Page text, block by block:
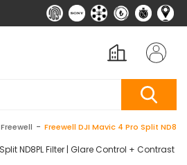
Freewell Freewell DJI Mavic 4 Pro Split